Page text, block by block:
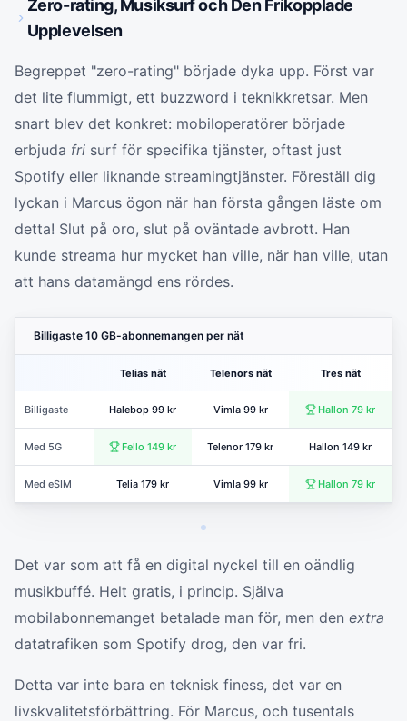
Zero-rating, Musiksurf och Den Frikopplade
Upplevelsen
Begreppet "zero-rating" började dyka upp. Först var
det lite flummigt, ett buzzword i teknikkretsar. Men
snart blev det konkret: mobiloperatörer började
erbjuda fri surf för specifika tjänster, oftast just
Spotify eller liknande streamingtjänster. Föreställ dig
lyckan i Marcus ögon när han första gången läste om
detta! Slut på oro, slut på oväntade avbrott. Han
kunde streama hur mycket han ville, när han ville, utan
att hans datamängd ens rördes.
Billigaste 10 GB-abonnemangen per nät
Telias nät Telenors nät Tres nät
Billigaste Halebop 99 kr Vimla 99 kr Hallon 79 kr
Med 5G Fello 149 kr Telenor 179 kr Hallon 149 kr
Med eSIM Telia 179 kr Vimla 99 kr Hallon 79 kr
Det var som att få en digital nyckel till en oändlig
musikbuffé. Helt gratis, i princip. Själva
mobilabonnemanget betalade man för, men den extra
datatrafiken som Spotify drog, den var fri.
Detta var inte bara en teknisk finess, det var en
livskvalitetsförbättring. För Marcus, och tusentals